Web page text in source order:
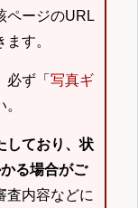
ページのURL
す。
ず「 写真ギ
しており、状
る場合がご
査内容などに